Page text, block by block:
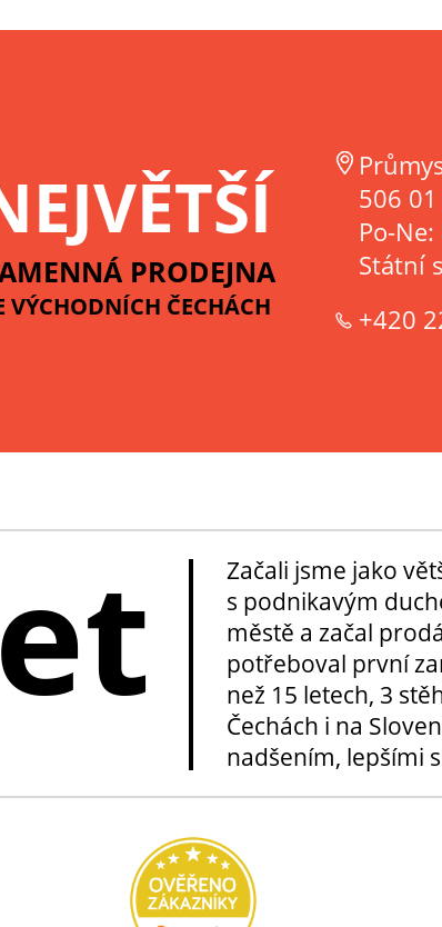
PRODEJNA
VÝCHODNÍCH ČECHÁCH
506 01
Po-
Státní
+420
Začali jsme jako
s podnikavým
městě a začal
potřeboval první
než 15 letech, 3
Čechách i na
nadšením, lepšími